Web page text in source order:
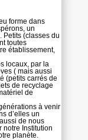
forme dans
un
Petits (classes du
toutes
établissement,
locaux, par la
( mais aussi
(petits carrés de
de recyclage
de
à venir
d’elles un
de nous
notre Institution
planète.